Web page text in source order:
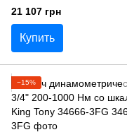
Toptul ANAS2480
21 107 грн
Купить
−15%